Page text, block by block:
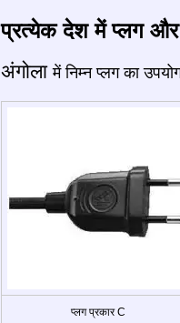
प्रत्येक देश में प्लग
अंगोलामें निम्न प्लग का
प्लग प्रकार C